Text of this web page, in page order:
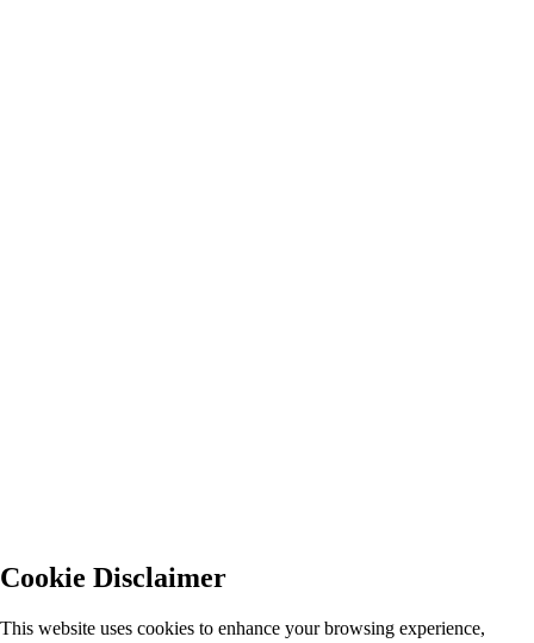
Cookie Disclaimer
This website uses cookies to enhance your browsing experience,